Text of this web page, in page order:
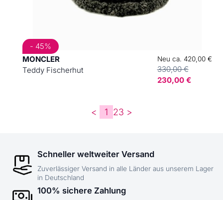
MONCLER
Teddy Fischerhut
Neu ca. 420,00 €
330,00 €
230,00 €
- 45%
< 1 23 >
Schneller weltweiter Versand
Zuverlässiger Versand in alle Länder aus unserem Lager
in Deutschland
100% sichere Zahlung